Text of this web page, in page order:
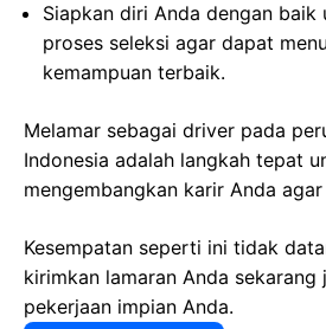
Siapkan diri Anda dengan baik
proses seleksi agar dapat
kemampuan terbaik.
Melamar sebagai driver pada
Indonesia adalah langkah tepat
mengembangkan karir Anda
Kesempatan seperti ini tidak
kirimkan lamaran Anda sekarang
pekerjaan impian Anda.